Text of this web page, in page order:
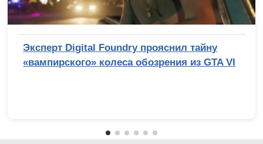
Эксперт Digital Foundry прояснил тайну
«вампирского» колеса обозрения из GTA VI